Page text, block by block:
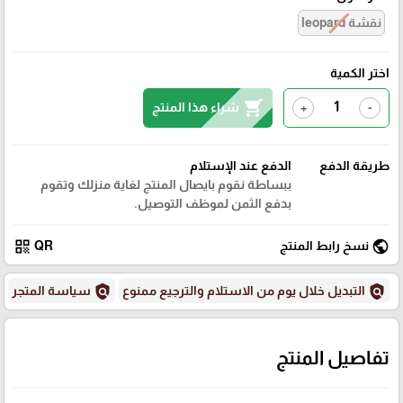
نقشة leopard
اختر الكمية
-
+
shopping_cart شراء هذا المنتج
طريقة الدفع
الدفع عند الإستلام
ببساطة نقوم بايصال المنتج لغاية منزلك وتقوم
بدفع الثمن لموظف التوصيل.
public نسخ رابط المنتج QR
qr_code
policy التبديل خلال يوم من الاستلام والترجيع ممنوع policy سياسة المتجر
تفاصيل المنتج